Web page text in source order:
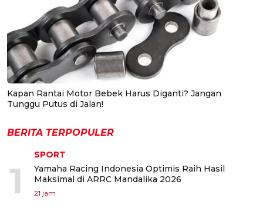
Kapan Rantai Motor Bebek Harus Diganti? Jangan
Tunggu Putus di Jalan!
BERITA TERPOPULER
1
SPORT
Yamaha Racing Indonesia Optimis Raih Hasil
Maksimal di ARRC Mandalika 2026
21 jam